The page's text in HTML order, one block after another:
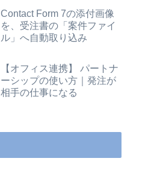
Contact Form 7の添付画像
を、受注書の「案件ファイ
ル」へ自動取り込み
【オフィス連携】 パートナ
ーシップの使い方｜発注が
相手の仕事になる